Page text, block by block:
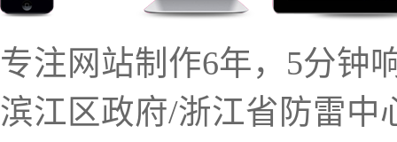
专注网站制作6年，5分钟
滨江区政府/浙江省防雷中